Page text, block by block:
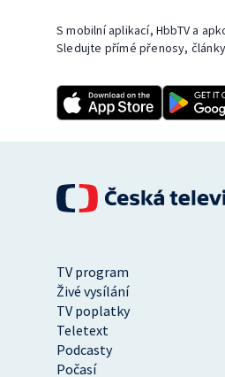
S mobilní aplikací, HbbTV a
Sledujte přímé přenosy,
TV program
Živé vysílání
TV poplatky
Teletext
Podcasty
Počasí